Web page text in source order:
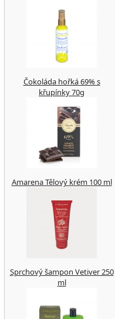
Čokoláda hořká 69% s
křupínky 70g
Amarena Tělový krém 100 ml
Sprchový šampon Vetiver 250
ml